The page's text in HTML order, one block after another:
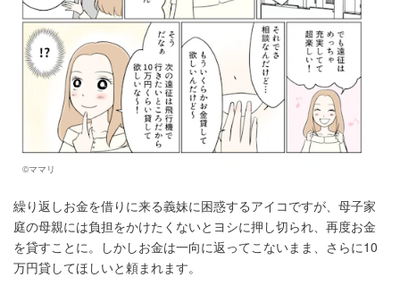
©ママリ
繰り返しお金を借りに来る義妹に困惑するアイコですが、母子家
庭の母親には負担をかけたくないとヨシに押し切られ、再度お金
を貸すことに。しかしお金は一向に返ってこないまま、さらに10
万円貸してほしいと頼まれます。